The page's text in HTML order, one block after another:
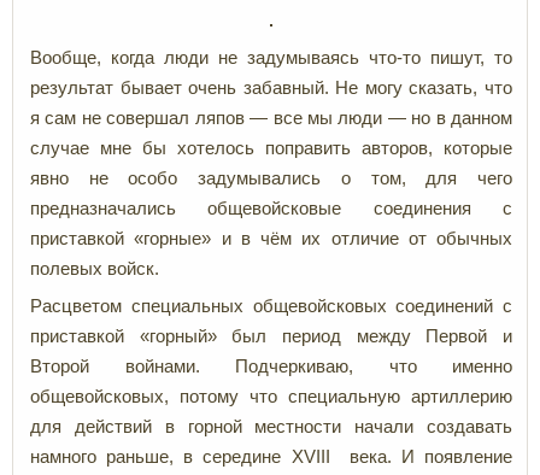
Вообще, когда люди не задумываясь что-то пишут, то
результат бывает очень забавный. Не могу сказать, что
я сам не совершал ляпов — все мы люди — но в данном
случае мне бы хотелось поправить авторов, которые
явно не особо задумывались о том, для чего
предназначались общевойсковые соединения с
приставкой «горные» и в чём их отличие от обычных
полевых войск.
Расцветом специальных общевойсковых соединений с
приставкой «горный» был период между Первой и
Второй войнами. Подчеркиваю, что именно
общевойсковых, потому что специальную артиллерию
для действий в горной местности начали создавать
намного раньше, в середине XVIII века. И появление